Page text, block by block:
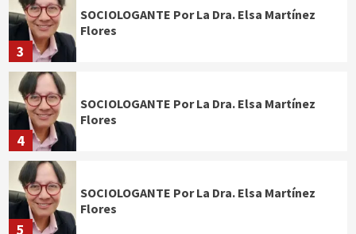
3
SOCIOLOGANTE Por La Dra. Elsa Martínez
Flores
4
SOCIOLOGANTE Por La Dra. Elsa Martínez
Flores
5
SOCIOLOGANTE Por La Dra. Elsa Martínez
Flores